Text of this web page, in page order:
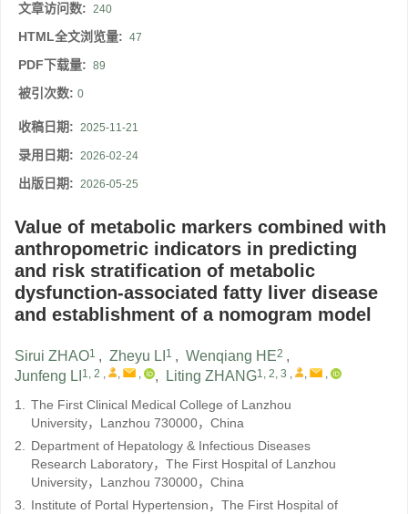
文章访问数: 240
HTML全文浏览量: 47
PDF下载量: 89
被引次数: 0
收稿日期: 2025-11-21
录用日期: 2026-02-24
出版日期: 2026-05-25
Value of metabolic markers combined with
anthropometric indicators in predicting
and risk stratification of metabolic
dysfunction-associated fatty liver disease
and establishment of a nomogram model
Sirui ZHAO1 , Zheyu LI 1 , Wenqiang HE2 ,
Junfeng LI 1, 2 , , , , Liting ZHANG1, 2, 3 , , ,
1. The First Clinical Medical College of Lanzhou
University，Lanzhou 730000，China
2. Department of Hepatology & Infectious Diseases
Research Laboratory，The First Hospital of Lanzhou
University，Lanzhou 730000，China
3. Institute of Portal Hypertension，The First Hospital of